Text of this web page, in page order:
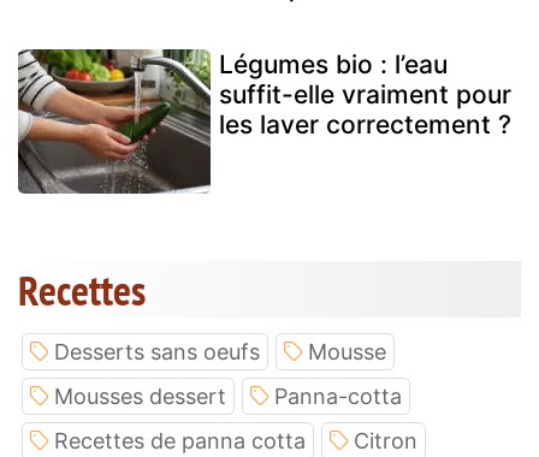
Légumes bio : l’eau
suffit-elle vraiment pour
les laver correctement ?
Recettes
Desserts sans oeufs
Mousse
Mousses dessert
Panna-cotta
Recettes de panna cotta
Citron